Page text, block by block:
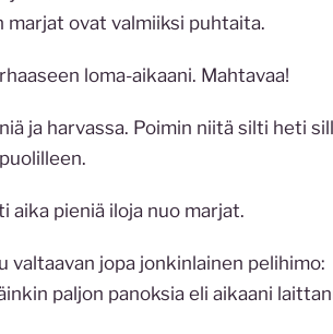
ovat valmiiksi puhtaita.
loma-aikaani. Mahtavaa!
ja harvassa. Poimin niitä silti heti
aika pieniä iloja nuo marjat.
jopa jonkinlainen pelihimo:
paljon panoksia eli aikaani